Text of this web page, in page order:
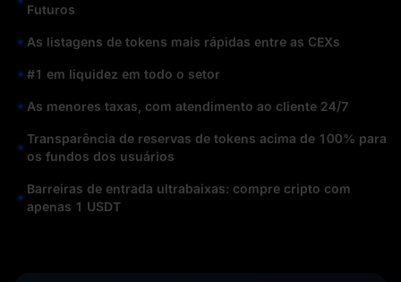
Futuros
As listagens de tokens mais rápidas entre as CEXs
#1 em liquidez em todo o setor
As menores taxas, com atendimento ao cliente 24/7
Transparência de reservas de tokens acima de 100% para
os fundos dos usuários
Barreiras de entrada ultrabaixas: compre cripto com
apenas 1 USDT